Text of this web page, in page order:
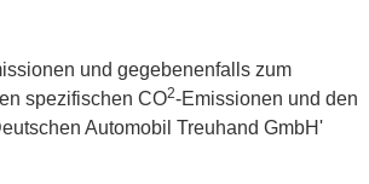
und gegebenenfalls zum
spezifischen CO2-Emissionen und den
Automobil Treuhand GmbH'